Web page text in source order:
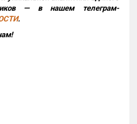
— в нашем телеграм-
.